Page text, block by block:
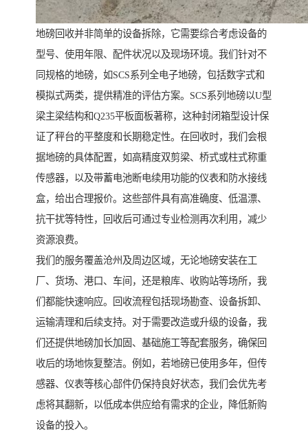
地磅回收并非简单的设备拆除，它需要综合考虑设备的
型号、使用年限、配件状况以及现场环境。我们针对不
同规格的地磅，如SCS系列全电子地磅，包括数字式和
模拟式两类，提供精准的评估方案。SCS系列地磅以U型
梁主梁结构和Q235平板面板著称，这种封闭箱型设计保
证了秤台的平整度和长期稳定性。在回收时，我们会根
据地磅的具体配置，如高精度双剪梁、桥式或柱式称重
传感器，以及带蓄电池断电续用功能的仪表和防水接线
盒，给出合理报价。这些部件具有高准确度、低温漂、
抗干扰等特性，回收后可通过专业检测再次利用，减少
资源浪费。
我们的服务覆盖沧州及周边区域，无论地磅安装在工
厂、货场、港口、车间，还是粮库、收购站等场所，我
们都能快速响应。回收流程包括现场勘查、设备拆卸、
运输清理和后续支持。对于需要改造或升级的设备，我
们还提供地磅加长加固、基础施工等配套服务，确保回
收后的场地恢复整洁。例如，若地磅已使用多年，但传
感器、仪表等核心部件仍保持良好状态，我们会优先考
虑将其翻新，以低成本供应给有需求的企业，降低新购
设备的投入。